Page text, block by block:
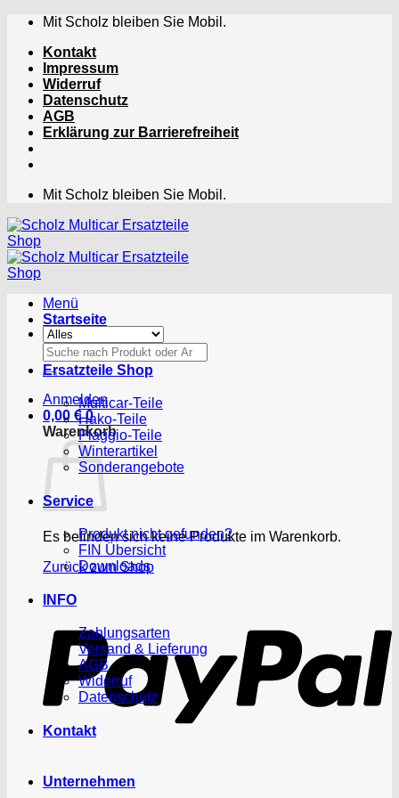
Zum
springen
Mit Scholz bleiben Sie Mobil.
Kontakt
Impressum
Widerruf
Datenschutz
AGB
Erklärung zur Barrierefreiheit
Mit Scholz bleiben Sie Mobil.
Menü
Suchen
nach:
Anmelden
0,00 € 0
Warenkorb
Es befinden sich keine Produkte im Warenkorb.
Zurück zum Shop
Startseite
Ersatzteile Shop
Multicar-Teile
Hako-Teile
Piaggio-Teile
Winterartikel
Sonderangebote
Service
Produkt nicht gefunden?
FIN Übersicht
Downloads
INFO
Zahlungsarten
Versand & Lieferung
AGB
Widerruf
Datenschutz
Kontakt
Unternehmen